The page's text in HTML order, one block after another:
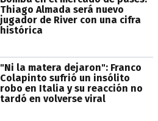
Thiago Almada será nuevo
jugador de River con una cifra
histórica
"Ni la matera dejaron": Franco
Colapinto sufrió un insólito
robo en Italia y su reacción no
tardó en volverse viral